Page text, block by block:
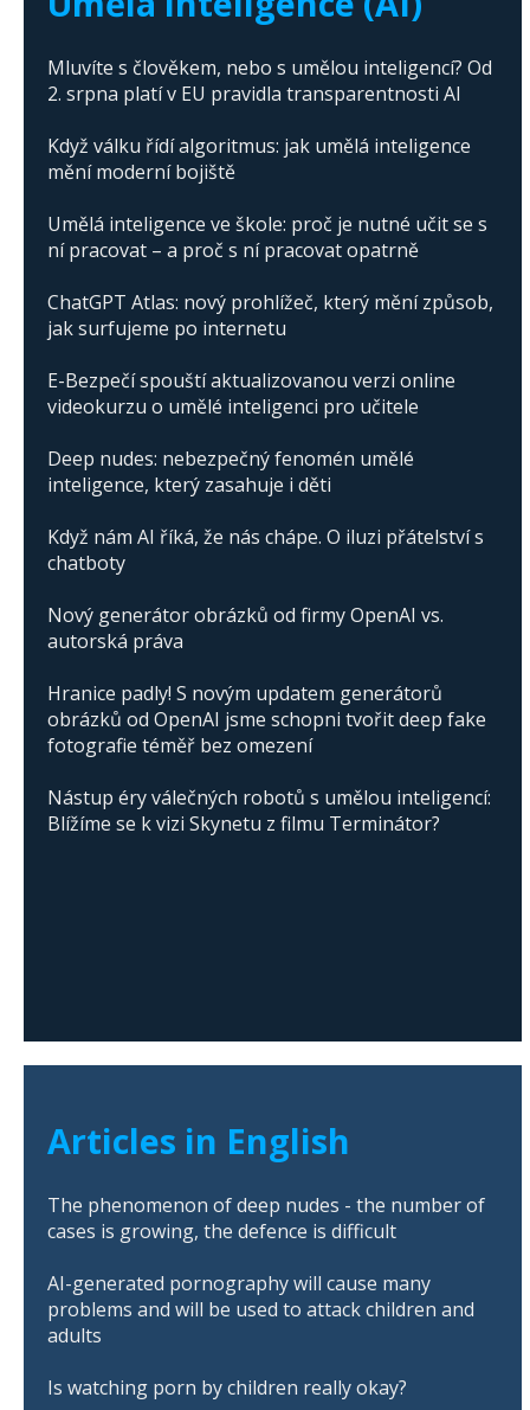
Mluvíte s člověkem, nebo s umělou inteligencí? Od
2. srpna platí v EU pravidla transparentnosti AI
Když válku řídí algoritmus: jak umělá inteligence
mění moderní bojiště
Umělá inteligence ve škole: proč je nutné učit se s
ní pracovat – a proč s ní pracovat opatrně
ChatGPT Atlas: nový prohlížeč, který mění způsob,
jak surfujeme po internetu
E-Bezpečí spouští aktualizovanou verzi online
videokurzu o umělé inteligenci pro učitele
Deep nudes: nebezpečný fenomén umělé
inteligence, který zasahuje i děti
Když nám AI říká, že nás chápe. O iluzi přátelství s
chatboty
Nový generátor obrázků od firmy OpenAI vs.
autorská práva
Hranice padly! S novým updatem generátorů
obrázků od OpenAI jsme schopni tvořit deep fake
fotografie téměř bez omezení
Nástup éry válečných robotů s umělou inteligencí:
Blížíme se k vizi Skynetu z filmu Terminátor?
Articles in English
The phenomenon of deep nudes - the number of
cases is growing, the defence is difficult
AI-generated pornography will cause many
problems and will be used to attack children and
adults
Is watching porn by children really okay?